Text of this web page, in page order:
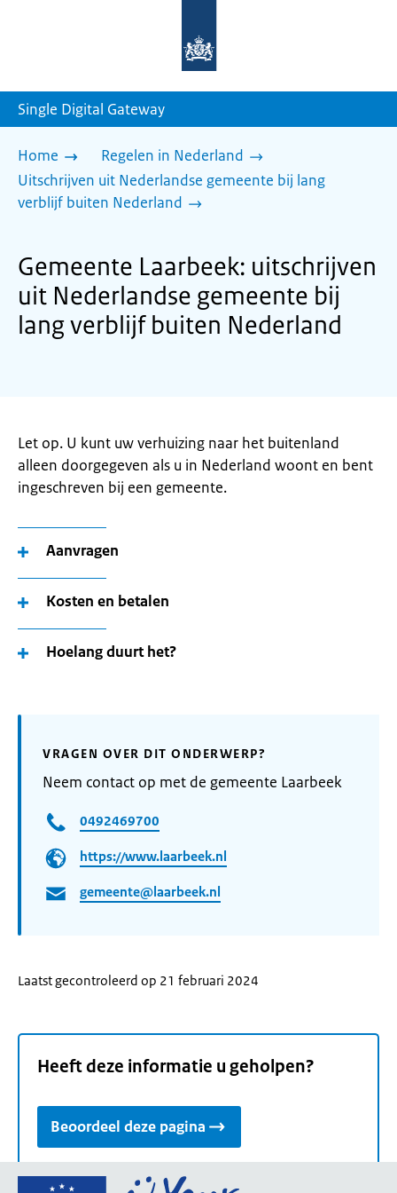
homepage
Single Digital Gateway
Home
Regelen in Nederland
Uitschrijven uit Nederlandse gemeente bij lang
verblijf buiten Nederland
Gemeente Laarbeek: uitschrijven
uit Nederlandse gemeente bij
lang verblijf buiten Nederland
Let op. U kunt uw verhuizing naar het buitenland
alleen doorgegeven als u in Nederland woont en bent
ingeschreven bij een gemeente.
Aanvragen
Kosten en betalen
Hoelang duurt het?
VRAGEN OVER DIT ONDERWERP?
Neem contact op met de gemeente Laarbeek
0492469700
https://www.laarbeek.nl
gemeente@laarbeek.nl
Laatst gecontroleerd op 21 februari 2024
Heeft deze informatie u geholpen?
Beoordeel deze pagina
Ga